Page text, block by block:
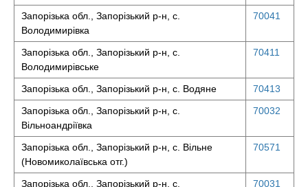
Запорізька обл., Запорізький р-н, с.
Володимирівка
70041
Запорізька обл., Запорізький р-н, с.
Володимирівське
70411
Запорізька обл., Запорізький р-н, с. Водяне
70413
Запорізька обл., Запорізький р-н, с.
Вільноандріївка
70032
Запорізька обл., Запорізький р-н, с. Вільне
(Новомиколаївська отг.)
70571
Запорізька обл., Запорізький р-н, с.
70031